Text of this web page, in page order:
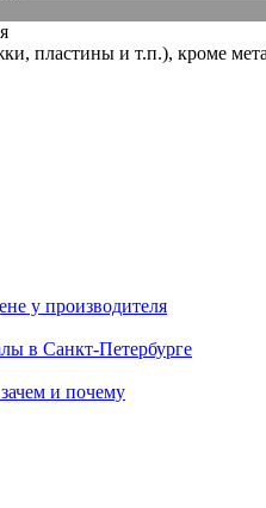
пластины и т.п.), кроме
у производителя
в Санкт-Петербурге
и почему